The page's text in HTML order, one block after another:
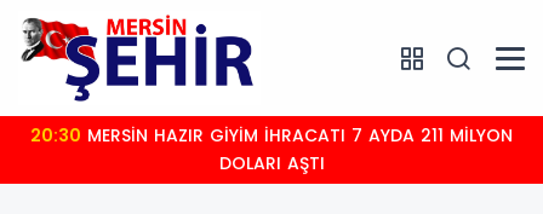
20:30
DOLARI AŞTI